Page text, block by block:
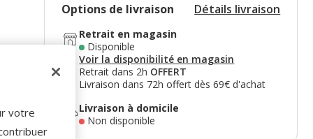
Options de livraison Détails livraison
Retrait en magasin
Disponible
Voir la disponibilité en magasin
Retrait dans 2h OFFERT
Livraison dans 72h offert dès 69€ d'achat
Livraison à domicile
Non disponible
votre